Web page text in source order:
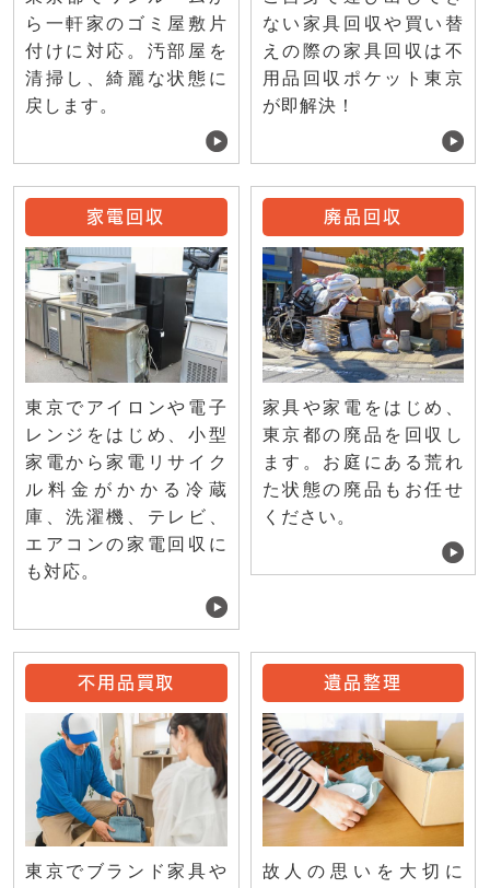
ら一軒家のゴミ屋敷片
付けに対応。汚部屋を
清掃し、綺麗な状態に
戻します。
ない家具回収や買い替
えの際の家具回収は不
用品回収ポケット東京
が即解決！
家電回収
東京でアイロンや電子
レンジをはじめ、小型
家電から家電リサイク
ル料金がかかる冷蔵
庫、洗濯機、テレビ、
エアコンの家電回収に
も対応。
廃品回収
家具や家電をはじめ、
東京都の廃品を回収し
ます。お庭にある荒れ
た状態の廃品もお任せ
ください。
不用品買取
東京でブランド家具や
遺品整理
故人の思いを大切に